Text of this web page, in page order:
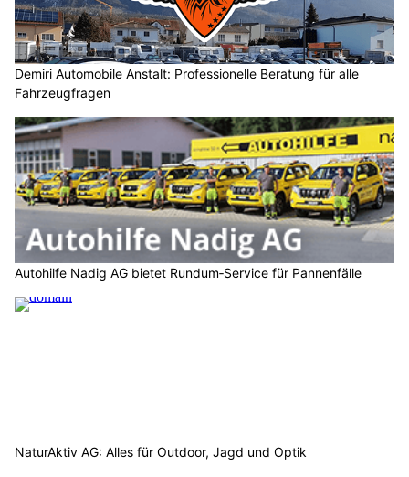
Demiri Automobile Anstalt: Professionelle Beratung für alle
Fahrzeugfragen
Autohilfe Nadig AG bietet Rundum‑Service für Pannenfälle
NaturAktiv AG: Alles für Outdoor, Jagd und Optik